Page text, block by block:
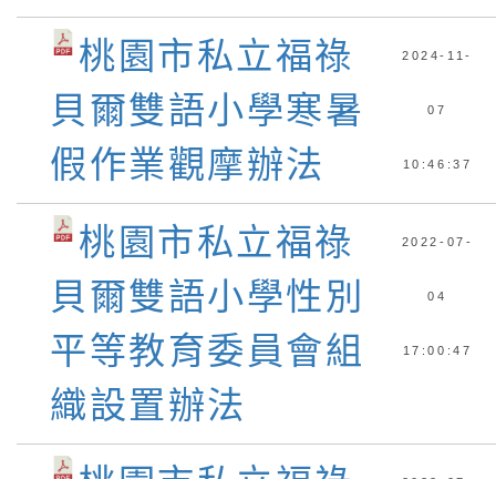
桃園市私立福祿
貝爾雙語小學寒暑
假作業觀摩辦法
2024-11-
07
10:46:37
桃園市私立福祿
貝爾雙語小學性別
平等教育委員會組
織設置辦法
2022-07-
04
17:00:47